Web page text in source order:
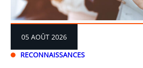
RECONNAISSANCES
05 AOÛT 2026